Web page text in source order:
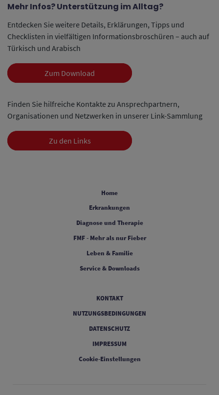
Mehr Infos? Unterstützung im Alltag?
Entdecken Sie weitere Details, Erklärungen, Tipps und
Checklisten in vielfältigen Informationsbroschüren – auch auf
Türkisch und Arabisch
Zum Download
Finden Sie hilfreiche Kontakte zu Ansprechpartnern,
Organisationen und Netzwerken in unserer Link-Sammlung
Zu den Links
Home
Erkrankungen
Diagnose und Therapie
FMF - Mehr als nur Fieber
Leben & Familie
Service & Downloads
KONTAKT
NUTZUNGSBEDINGUNGEN
DATENSCHUTZ
IMPRESSUM
Cookie-Einstellungen